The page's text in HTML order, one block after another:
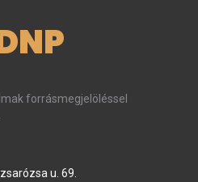
forrásmegjelöléssel
u. 69.